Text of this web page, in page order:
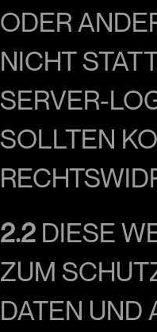
DER
ICHT
ERVER-
OLLTEN
2.2 DIESE
ZUM
DATEN UND